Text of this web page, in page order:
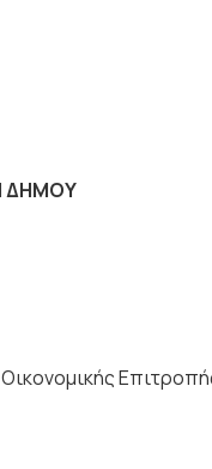
ΔΗΜΟΥ